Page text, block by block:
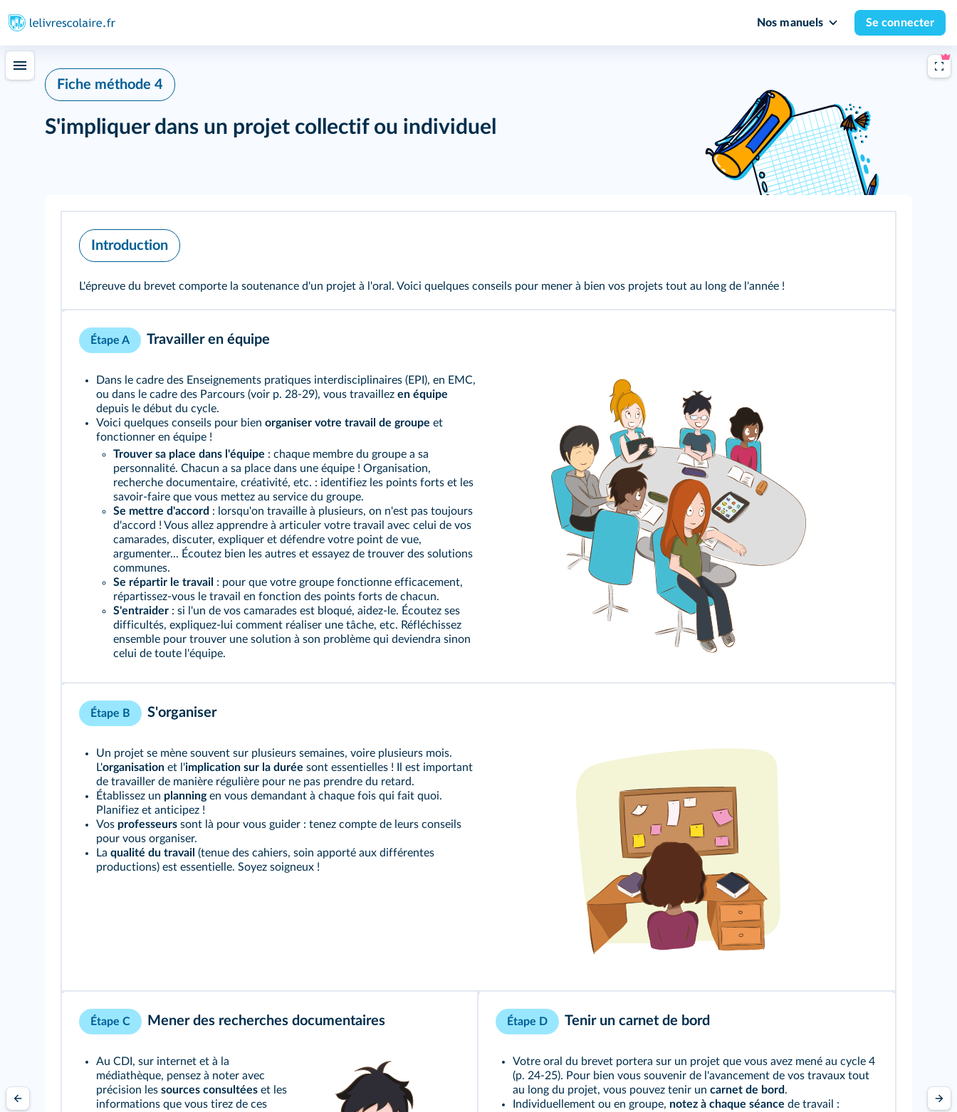
Nos manuels Se connecter
Fiche méthode 4
S'impliquer dans un projet collectif ou individuel
Introduction
L'épreuve du brevet comporte la soutenance d'un projet à l'oral. Voici quelques conseils pour mener à bien vos projets tout au long de l'année !
Étape A Travailler en équipe
Dans le cadre des Enseignements pratiques interdisciplinaires (EPI), en EMC,
ou dans le cadre des Parcours (voir p. 28-29), vous travaillez en équipe
depuis le début du cycle.
Voici quelques conseils pour bien organiser votre travail de groupe et
fonctionner en équipe !
Trouver sa place dans l'équipe : chaque membre du groupe a sa
personnalité. Chacun a sa place dans une équipe ! Organisation,
recherche documentaire, créativité, etc. : identifiez les points forts et les
savoir-faire que vous mettez au service du groupe.
Se mettre d'accord : lorsqu'on travaille à plusieurs, on n'est pas toujours
d'accord ! Vous allez apprendre à articuler votre travail avec celui de vos
camarades, discuter, expliquer et défendre votre point de vue,
argumenter... Écoutez bien les autres et essayez de trouver des solutions
communes.
Se répartir le travail : pour que votre groupe fonctionne efficacement,
répartissez-vous le travail en fonction des points forts de chacun.
S'entraider : si l'un de vos camarades est bloqué, aidez-le. Écoutez ses
difficultés, expliquez-lui comment réaliser une tâche, etc. Réfléchissez
ensemble pour trouver une solution à son problème qui deviendra sinon
celui de toute l'équipe.
Étape B S'organiser
Un projet se mène souvent sur plusieurs semaines, voire plusieurs mois.
L'organisation et l'implication sur la durée sont essentielles ! Il est important
de travailler de manière régulière pour ne pas prendre du retard.
Établissez un planningen vous demandant à chaque fois qui fait quoi.
Planifiez et anticipez !
Vos professeurs sont là pour vous guider : tenez compte de leurs conseils
pour vous organiser.
La qualité du travail (tenue des cahiers, soin apporté aux différentes
productions) est essentielle. Soyez soigneux !
Étape C Mener des recherches documentaires
Au CDI, sur internet et à la
médiathèque, pensez à noter avec
précision les sources consultées et les
informations que vous tirez de ces
Étape D Tenir un carnet de bord
Votre oral du brevet portera sur un projet que vous avez mené au cycle 4
(p. 24-25). Pour bien vous souvenir de l'avancement de vos travaux tout
au long du projet, vous pouvez tenir un carnet de bord.
Individuellement ou en groupe, notez à chaque séance de travail :